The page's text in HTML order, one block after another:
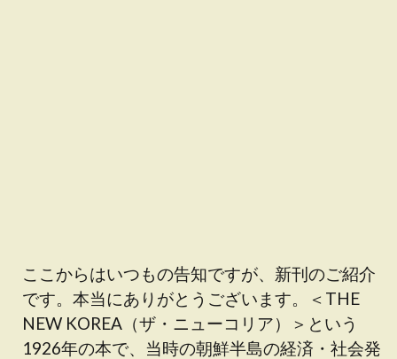
ここからはいつもの告知ですが、新刊のご紹介
です。本当にありがとうございます。＜THE
NEW KOREA（ザ・ニューコリア）＞という
1926年の本で、当時の朝鮮半島の経済・社会発